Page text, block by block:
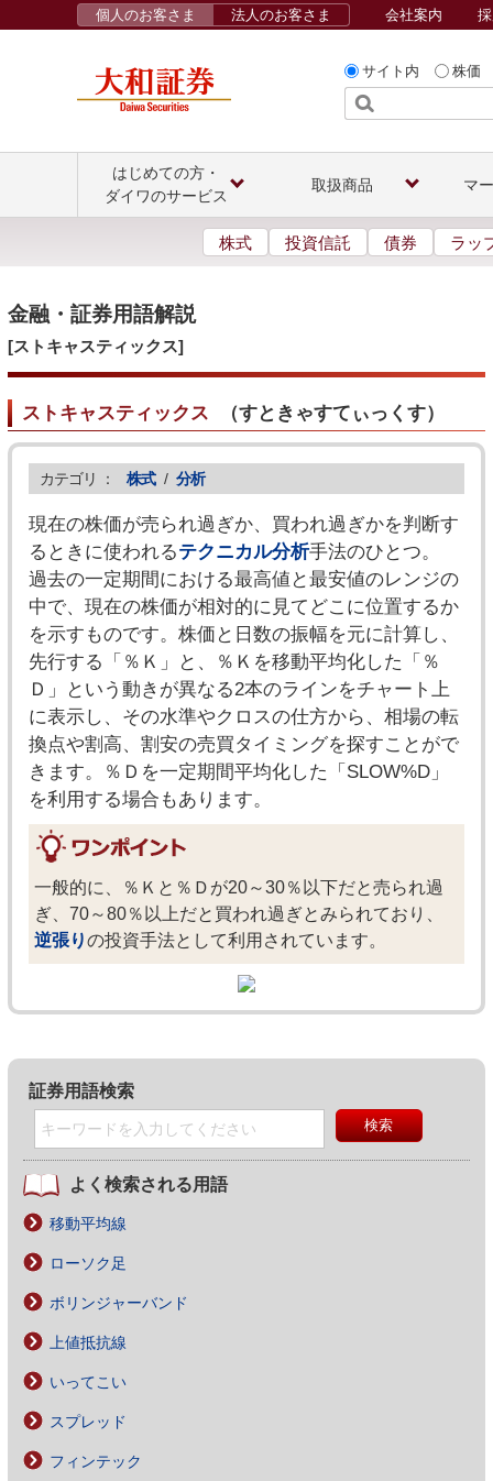
サイト内 株価
個人のお客さま 法人のお客さま 会社案内
はじめての方・
ダイワのサービス
取扱商品 マ
株式 投資信託 債券 ラッ
金融・証券用語解説
[ストキャスティックス]
ストキャスティックス （すときゃすてぃっくす）
カテゴリ ： 株式 / 分析
現在の株価が売られ過ぎか、買われ過ぎかを判断す
るときに使われるテクニカル分析手法のひとつ。
過去の一定期間における最高値と最安値のレンジの
中で、現在の株価が相対的に見てどこに位置するか
を示すものです。株価と日数の振幅を元に計算し、
先行する「％Ｋ」と、％Ｋを移動平均化した「％
Ｄ」という動きが異なる2本のラインをチャート上
に表示し、その水準やクロスの仕方から、相場の転
換点や割高、割安の売買タイミングを探すことがで
きます。％Ｄを一定期間平均化した「SLOW%D」
を利用する場合もあります。
一般的に、％Ｋと％Ｄが20～30％以下だと売られ過
ぎ、70～80％以上だと買われ過ぎとみられており、
逆張りの投資手法として利用されています。
証券用語検索
よく検索される用語
移動平均線
ローソク足
ボリンジャーバンド
上値抵抗線
いってこい
スプレッド
フィンテック